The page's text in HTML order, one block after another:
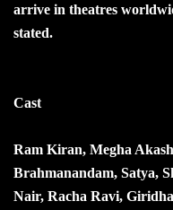
arrive in theatres
stated.
Cast
Ram Kiran, Megha
Brahmanandam, Satya,
Nair, Racha Ravi,